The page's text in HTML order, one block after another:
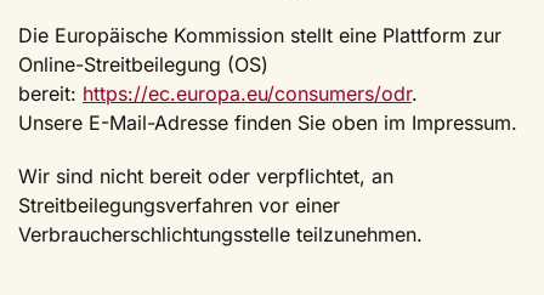
Die Europäische Kommission stellt eine Plattform zur
Online-Streitbeilegung (OS)
bereit: https://ec.europa.eu/consumers/odr.
Unsere E-Mail-Adresse finden Sie oben im Impressum.
Wir sind nicht bereit oder verpflichtet, an
Streitbeilegungsverfahren vor einer
Verbraucherschlichtungsstelle teilzunehmen.